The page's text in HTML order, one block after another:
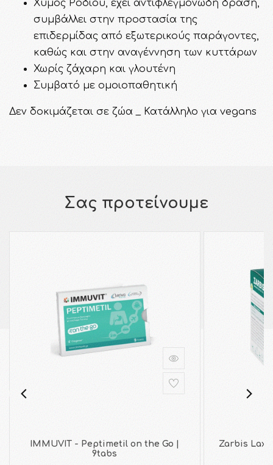
Xυμός Ροδιού, έχει αντιφλεγμονώδη δράση,
συμβάλλει στην προστασία της
επιδερμίδας από εξωτερικούς παράγοντες,
καθώς και στην αναγέννηση των κυττάρων
Χωρίς ζάχαρη και γλουτένη
Συμβατό με ομοιοπαθητική
Δεν δοκιμάζεται σε ζώα _ Κατάλληλο για vegans
Σας προτείνουμε
IMMUVIT - Peptimetil on the Go |
9tabs
Zarbis